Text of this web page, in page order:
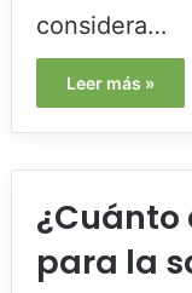
considera…
Leer más »
¿Cuánto
para la